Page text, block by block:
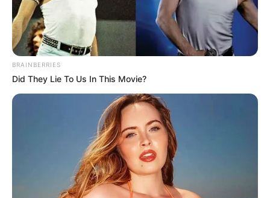
Guatemala Dental
BRAINBERRIES
Did They Lie To Us In This Movie?